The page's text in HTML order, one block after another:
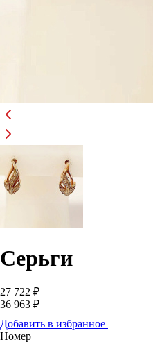
Серьги
27 722 ₽
36 963 ₽
Добавить в избранное
Номер